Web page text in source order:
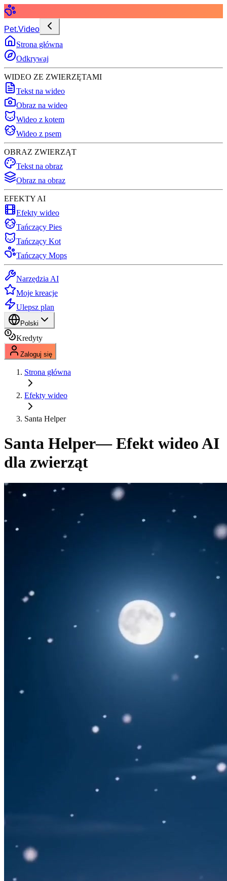
Pet.Video
Strona główna
Odkrywaj
WIDEO ZE ZWIERZĘTAMI
Tekst na wideo
Obraz na wideo
Wideo z kotem
Wideo z psem
OBRAZ ZWIERZĄT
Tekst na obraz
Obraz na obraz
EFEKTY AI
Efekty wideo
Tańczący Pies
Tańczący Kot
Tańczący Mops
Narzędzia AI
Moje kreacje
Ulepsz plan
Polski
Kredyty
Zaloguj się
Strona główna
Efekty wideo
Santa Helper
Santa Helper— Efekt wideo AI
dla zwierząt